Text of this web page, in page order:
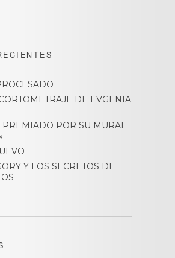
DE EVGENIA
PREMIADO POR SU MURAL
Y LOS SECRETOS DE